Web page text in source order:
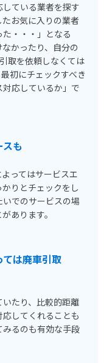
ている業者を探す
お気に入りの業者
・・・」となる
かったり、自分の
取を依頼しなくては
初にチェックすべき
応しているか」で
も
ってはサービスエ
りとチェックをし
でのサービスの場
あります。
は廃車引取
たり、比較的距離
してくれることも
るのも有効な手段